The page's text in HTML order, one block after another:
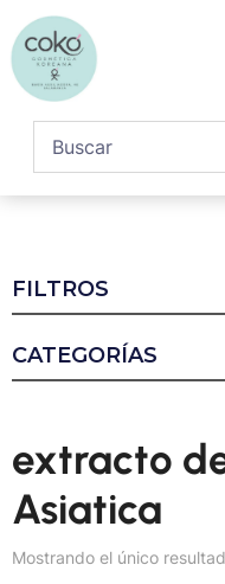
FILTROS
CATEGORÍAS
extracto
Asiatica
Mostrando el único